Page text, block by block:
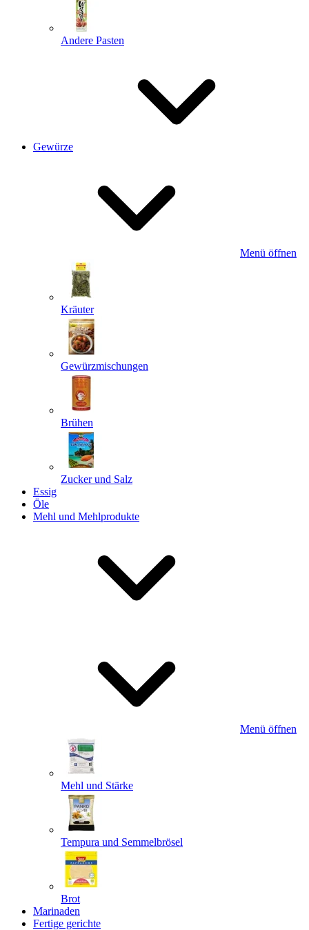
Andere Pasten
Gewürze
Menü öffnen
Kräuter
Gewürzmischungen
Brühen
Zucker und Salz
Essig
Öle
Mehl und Mehlprodukte
Menü öffnen
Mehl und Stärke
Tempura und Semmelbrösel
Brot
Marinaden
Fertige gerichte